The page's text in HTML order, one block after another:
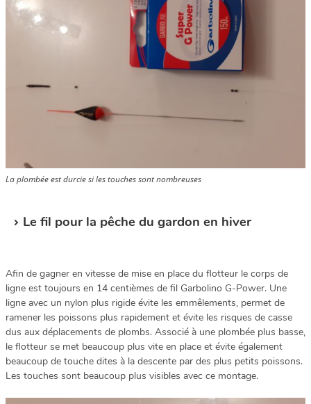
La plombée est durcie si les touches sont nombreuses
Le fil pour la pêche du gardon en hiver
Afin de gagner en vitesse de mise en place du flotteur le corps de
ligne est toujours en 14 centièmes de fil Garbolino G-Power. Une
ligne avec un nylon plus rigide évite les emmêlements, permet de
ramener les poissons plus rapidement et évite les risques de casse
dus aux déplacements de plombs. Associé à une plombée plus basse,
le flotteur se met beaucoup plus vite en place et évite également
beaucoup de touche dites à la descente par des plus petits poissons.
Les touches sont beaucoup plus visibles avec ce montage.